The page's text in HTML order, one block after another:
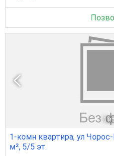
1
1-комн квартира, ул Чорос-
м², 5/5 эт.